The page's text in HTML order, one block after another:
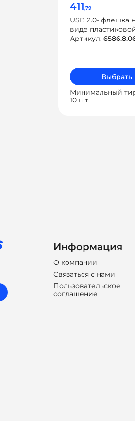
411,79
USB 2.0- флешка
виде
карточки
Артикул:
Выбрать
Минимальный
10 шт
Информация
О компании
Связаться с нами
Пользовательское
соглашение